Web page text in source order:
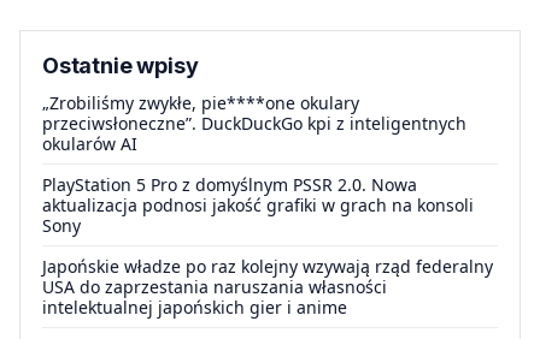
Ostatnie wpisy
„Zrobiliśmy zwykłe, pie****one okulary
przeciwsłoneczne”. DuckDuckGo kpi z inteligentnych
okularów AI
PlayStation 5 Pro z domyślnym PSSR 2.0. Nowa
aktualizacja podnosi jakość grafiki w grach na konsoli
Sony
Japońskie władze po raz kolejny wzywają rząd federalny
USA do zaprzestania naruszania własności
intelektualnej japońskich gier i anime